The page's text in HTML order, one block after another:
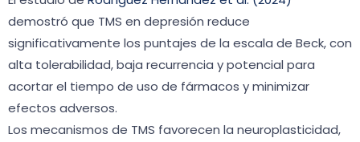
demostró que TMS en depresión reduce
significativamente los puntajes de la escala de Beck, con
alta tolerabilidad, baja recurrencia y potencial para
acortar el tiempo de uso de fármacos y minimizar
efectos adversos.
Los mecanismos de TMS favorecen la neuroplasticidad,